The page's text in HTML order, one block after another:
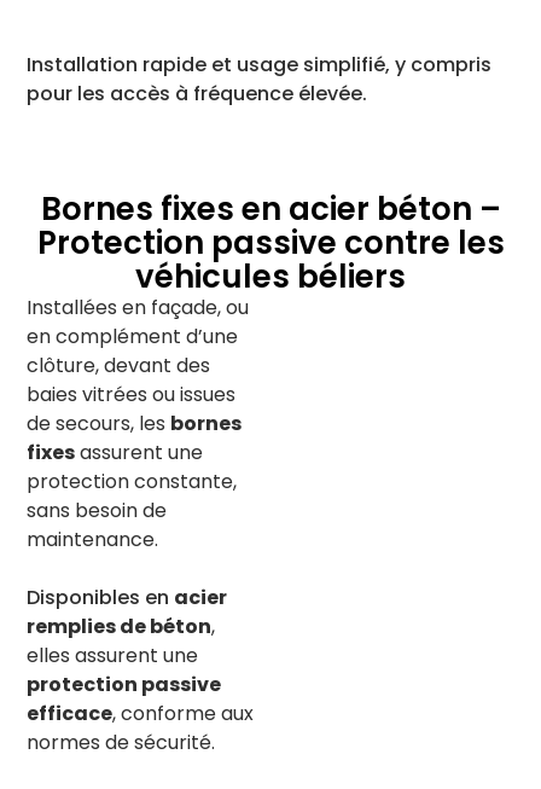
Installation rapide et usage simplifié, y compris
pour les accès à fréquence élevée.
Bornes fixes en acier béton –
Protection passive contre les
véhicules béliers
Installées en façade, ou
en complément d’une
clôture, devant des
baies vitrées ou issues
de secours, les bornes
fixesassurent une
protection constante,
sans besoin de
maintenance.
Disponibles en acier
remplies debéton,
elles assurent une
protection passive
efficace, conforme aux
normes de sécurité.